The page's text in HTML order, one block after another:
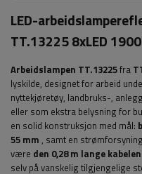
LED-
TT.13225 8xLED
Arbeidslampen TT.13225fra
lyskilde, designet for arbeid
nyttekjøretøy, landbruks-,
eller som ekstra belysning for
en solid konstruksjon med mål:
55 mm , samt en
være den 0,28 m lange kabelen
selv på vanskelig tilgjengelige